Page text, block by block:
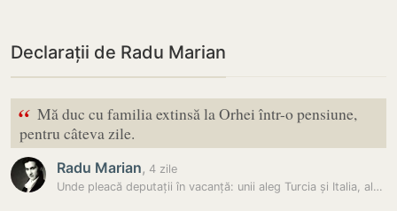
Declarații de Radu Marian
“ Mă duc cu familia extinsă la Orhei într-o pensiune,
pentru câteva zile.
Radu Marian, 4 zile
Unde pleacă deputații în vacanță: unii aleg Turcia și Italia, alții…